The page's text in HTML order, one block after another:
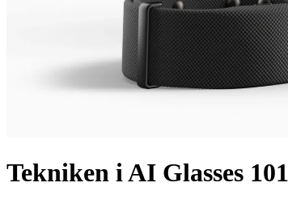
Tekniken i AI Glasses